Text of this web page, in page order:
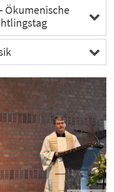
Ökumenische